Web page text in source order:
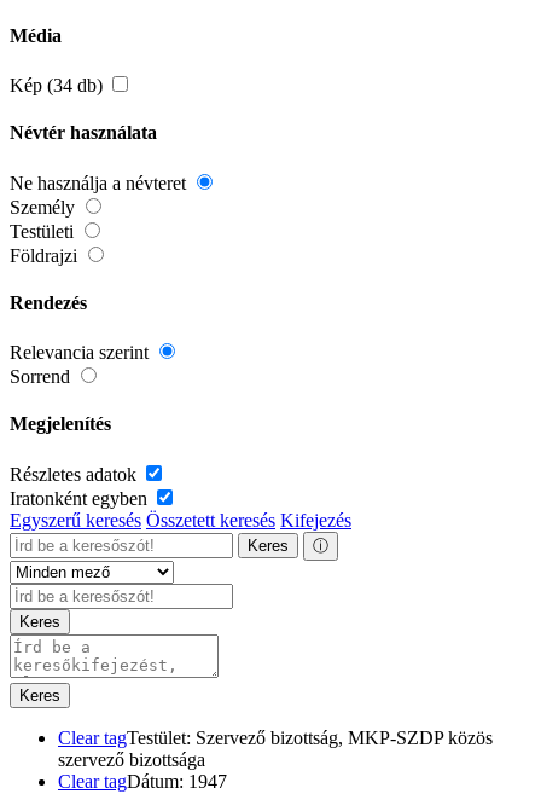
Média
Kép (34 db)
Névtér használata
Ne használja a névteret
Személy
Testületi
Földrajzi
Rendezés
Relevancia szerint
Sorrend
Megjelenítés
Részletes adatok
Iratonként egyben
Egyszerű keresés Összetett keresés Kifejezés
Keres ⓘ
Keres
Keres
Clear tagTestület: Szervező bizottság, MKP-SZDP közös
szervező bizottsága
Clear tagDátum: 1947